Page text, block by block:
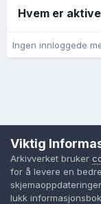
Hvem er
Ingen innloggede
Viktig
Arkivverket bruker
for å levere en
lukk